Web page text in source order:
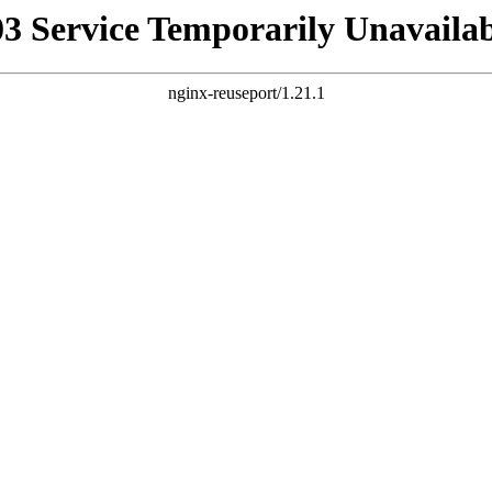
Service Temporarily
nginx-reuseport/1.21.1